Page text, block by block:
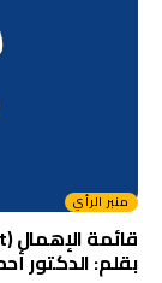
منبر الرأي
بقلم: الدكتور